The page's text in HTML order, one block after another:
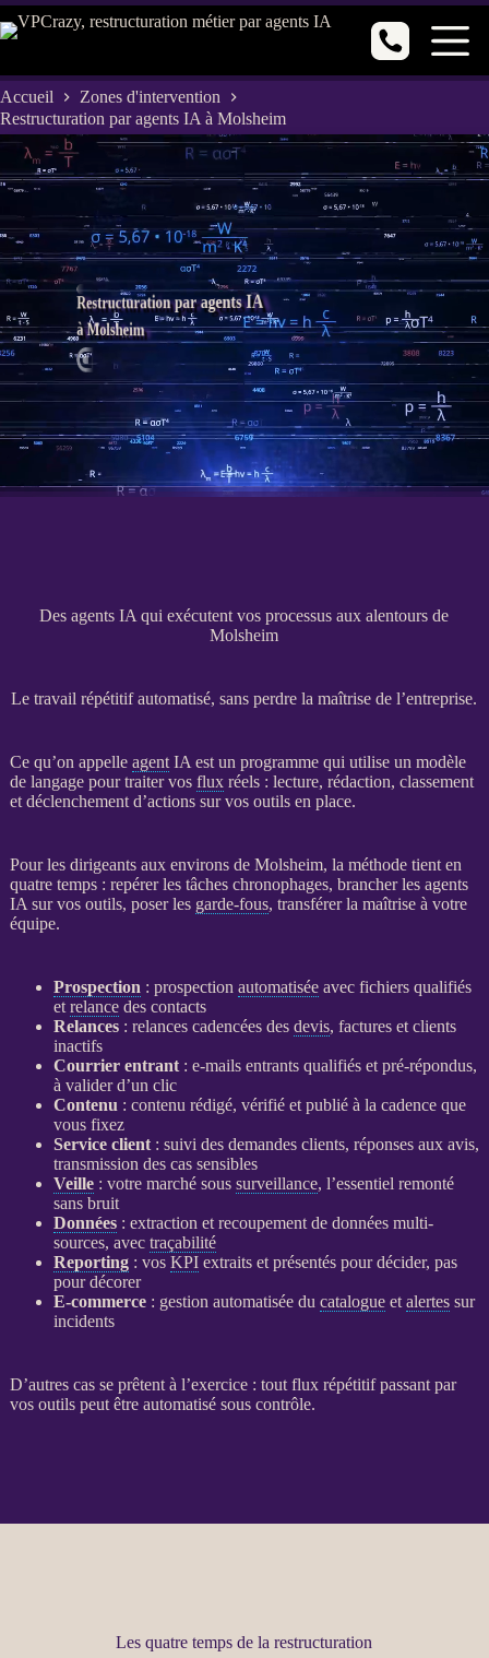
Passer
au
Accueil
Zones d'intervention
Restructuration par agents IA à Molsheim
Restructuration par agents IA
à Molsheim
Des agents IA qui exécutent vos processus aux alentours de
Molsheim
Le travail répétitif automatisé, sans perdre la maîtrise de l’entreprise.
Ce qu’on appelle agent IA est un programme qui utilise un modèle
de langage pour traiter vos fluxréels : lecture, rédaction, classement
et déclenchement d’actions sur vos outils en place.
Pour les dirigeants aux environs de Molsheim, la méthode tient en
quatre temps : repérer les tâches chronophages, brancher les agents
IA sur vos outils, poser les garde-fous, transférer la maîtrise à votre
équipe.
Prospection : prospection automatiséeavec fichiers qualifiés
et relancedes contacts
Relances: relancescadencées des devis, factures et clients
inactifs
Courrier entrant: e-mails entrants qualifiés et pré-répondus,
à valider d’un clic
Contenu : contenu rédigé, vérifié et publié à la cadence que
vous fixez
Service client: suivi des demandes clients, réponses aux avis,
transmission des cas sensibles
Veille: votre marché sous surveillance, l’essentiel remonté
sans bruit
Données: extraction et recoupement de donnéesmulti-
sources, avec traçabilité
Reporting: vos KPIextraits et présentés pour décider, pas
pour décorer
E-commerce: gestion automatiséedu catalogueet alertessur
incidents
D’autres cas se prêtent à l’exercice : tout fluxrépétitif passant par
vos outils peut être automatisésous contrôle.
Les quatre temps de la restructuration